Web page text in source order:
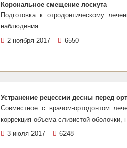
Корональное смещение лоскута
Подготовка к отродонтическому
наблюдения.
2 ноября 2017
6550
Устранение рецессии десны перед
Совместное с врачом-ортодонтом
коррекция объема слизистой оболочки,
3 июля 2017
6248